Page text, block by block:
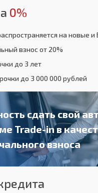
0%
на новые
взнос от 20%
до 3 лет
до 3 000 000 рублей
сдать свой
Trade-in в
взноса